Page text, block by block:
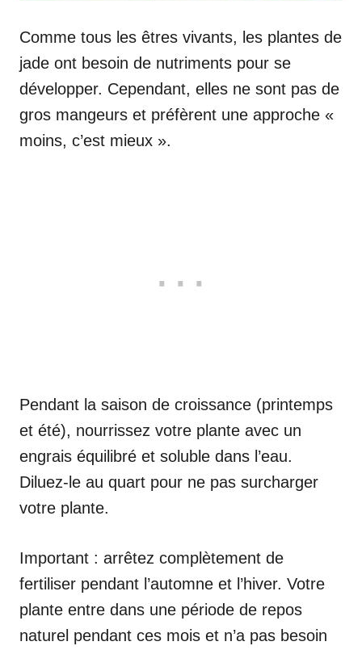
Comme tous les êtres vivants, les plantes de
jade ont besoin de nutriments pour se
développer. Cependant, elles ne sont pas de
gros mangeurs et préfèrent une approche «
moins, c’est mieux ».
Pendant la saison de croissance (printemps
et été), nourrissez votre plante avec un
engrais équilibré et soluble dans l’eau.
Diluez-le au quart pour ne pas surcharger
votre plante.
Important : arrêtez complètement de
fertiliser pendant l’automne et l’hiver. Votre
plante entre dans une période de repos
naturel pendant ces mois et n’a pas besoin